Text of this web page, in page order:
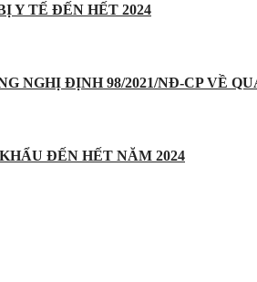
Y TẾ ĐẾN HẾT 2024
NGHỊ ĐỊNH 98/2021/NĐ-CP VỀ
ĐẾN HẾT NĂM 2024